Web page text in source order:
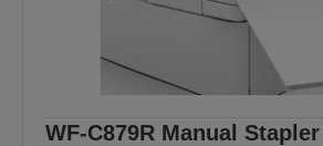
WF-C879R Manual Stapler